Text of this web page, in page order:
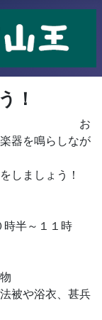
！
お
器を鳴らしなが
しましょう！
半～１１時
被や浴衣、甚兵